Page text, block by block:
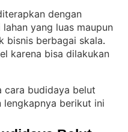
dengan
yang luas maupun
bisnis berbagai skala
karena bisa dilakukan
cara budidaya belut
lengkapnya berikut ini